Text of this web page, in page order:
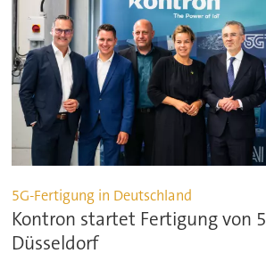
5G-Fertigung in Deutschland
Kontron startet Fertigung von
Düsseldorf